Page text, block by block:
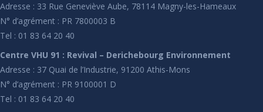
Adresse : 33 Rue Geneviève Aube, 78114 Magny-les-Hameaux
N° d’agrément : PR 7800003 B
Tel : 01 83 64 20 40
Centre VHU 91 : Revival – Derichebourg Environnement
Adresse : 37 Quai de l’Industrie, 91200 Athis-Mons
N° d’agrément : PR 9100001 D
Tel : 01 83 64 20 40